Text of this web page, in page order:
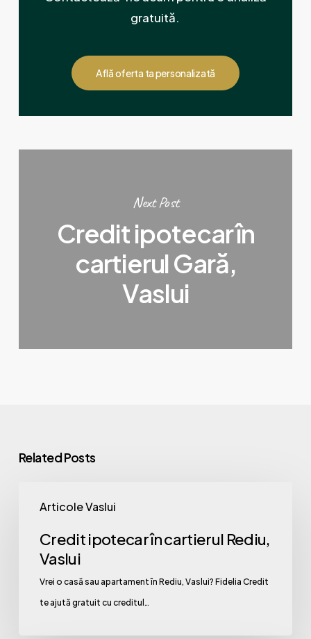
gratuită.
Află oferta ta personalizată
Next Post
Credit ipotecar în
cartierul Gară,
Vaslui
Related Posts
Articole Vaslui
ipotecar
cartierul
Rediu,
Vaslui
Credit ipotecar în cartierul Rediu,
Vaslui
Vrei o casă sau apartament în Rediu, Vaslui? Fidelia Credit
te ajută gratuit cu creditul…